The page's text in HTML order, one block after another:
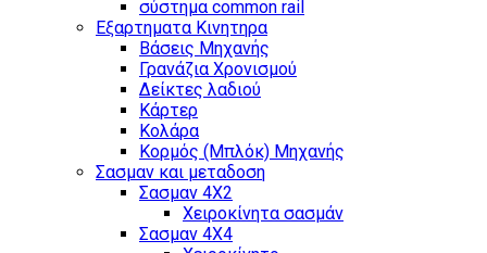
σύστημα common rail
Εξαρτηματα Κινητηρα
Βάσεις Μηχανής
Γρανάζια Χρονισμού
Δείκτες λαδιού
Κάρτερ
Κολάρα
Κορμός (Μπλόκ) Μηχανής
Σασμαν και μεταδοση
Σασμαν 4Χ2
Χειροκίνητα σασμάν
Σασμαν 4Χ4